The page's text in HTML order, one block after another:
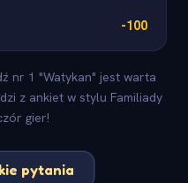
-100
nr 1 "Watykan" jest warta
z ankiet w stylu Familiady
gier!
pytania